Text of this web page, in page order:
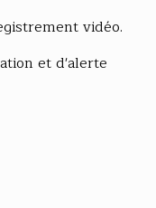
vidéo.
et d'alerte